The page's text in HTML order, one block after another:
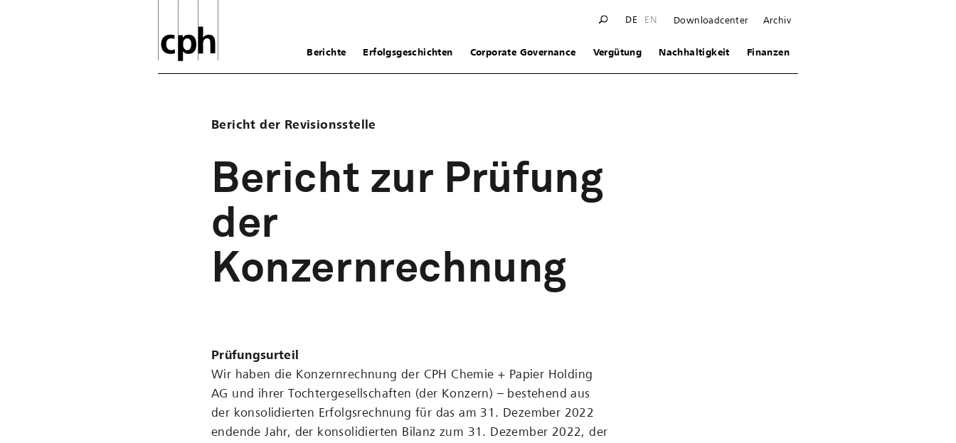
DE EN Downloadcenter Archiv
Berichte Erfolgsgeschichten Corporate Governance Vergütung Nachhaltigkeit Finanzen
Bericht der Revisionsstelle
Bericht zur Prüfung
der
Konzernrechnung
Prüfungsurteil
Wir haben die Konzernrechnung der CPH Chemie + Papier Holding
AG und ihrer Tochtergesellschaften (der Konzern) – bestehend aus
der konsolidierten Erfolgsrechnung für das am 31. Dezember 2022
endende Jahr, der konsolidierten Bilanz zum 31. Dezember 2022, der